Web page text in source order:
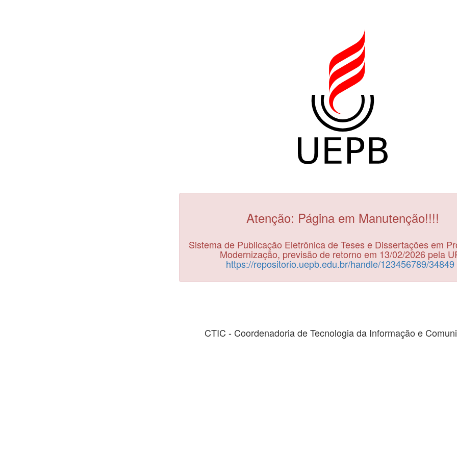
Atenção: Página em Manutenção!!!!
Sistema de Publicação Eletrônica de Teses e Dissertações em
Modernização, previsão de retorno em 13/02/2026 pela
https://repositorio.uepb.edu.br/handle/123456789/34849
CTIC - Coordenadoria de Tecnologia da Informação e